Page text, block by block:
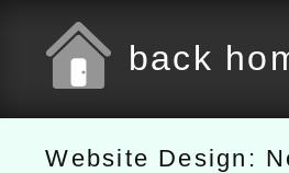
back
Website Design: